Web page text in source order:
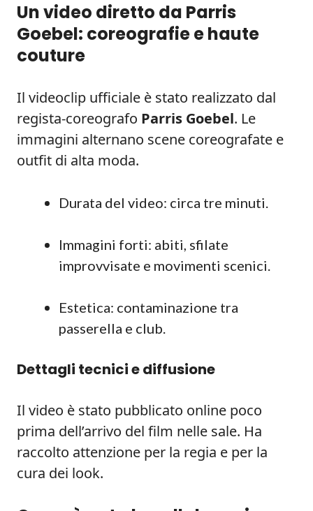
Un video diretto da Parris
Goebel: coreografie e haute
couture
Il videoclip ufficiale è stato realizzato dal
regista-coreografo Parris Goebel. Le
immagini alternano scene coreografate e
outfit di alta moda.
Durata del video: circa tre minuti.
Immagini forti: abiti, sfilate
improvvisate e movimenti scenici.
Estetica: contaminazione tra
passerella e club.
Dettagli tecnici e diffusione
Il video è stato pubblicato online poco
prima dell’arrivo del film nelle sale. Ha
raccolto attenzione per la regia e per la
cura dei look.